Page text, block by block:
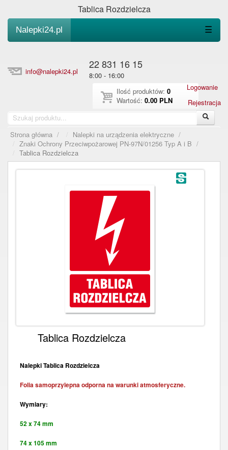
Tablica Rozdzielcza
Nalepki24.pl ☰
Logowanie
Rejestracja
info@nalepki24.pl
22 831 16 15
8:00 - 16:00
Ilość produktów: 0
Wartość: 0.00 PLN
Strona główna / Nalepki na urządzenia elektryczne /
Znaki Ochrony Przeciwpożarowej PN-97N/01256 Typ A i B /
Tablica Rozdzielcza
Tablica Rozdzielcza
Nalepki Tablica Rozdzielcza
Folia samoprzylepna odporna na warunki atmosferyczne.
Wymiary:
52 x 74 mm
74 x 105 mm